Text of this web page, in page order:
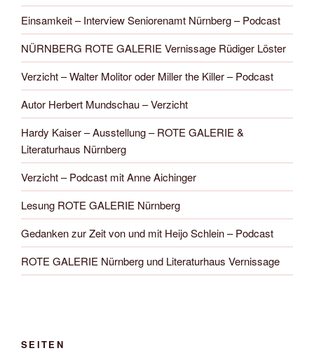
Einsamkeit – Interview Seniorenamt Nürnberg – Podcast
NÜRNBERG ROTE GALERIE Vernissage Rüdiger Löster
Verzicht – Walter Molitor oder Miller the Killer – Podcast
Autor Herbert Mundschau – Verzicht
Hardy Kaiser – Ausstellung – ROTE GALERIE &
Literaturhaus Nürnberg
Verzicht – Podcast mit Anne Aichinger
Lesung ROTE GALERIE Nürnberg
Gedanken zur Zeit von und mit Heijo Schlein – Podcast
ROTE GALERIE Nürnberg und Literaturhaus Vernissage
SEITEN